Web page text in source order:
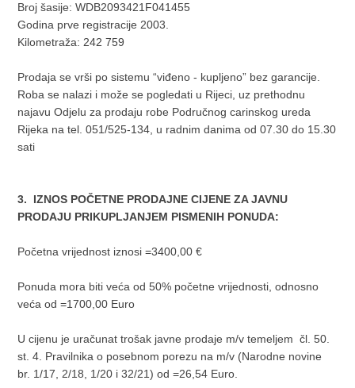
Broj šasije: WDB2093421F041455
Godina prve registracije 2003.
Kilometraža: 242 759
Prodaja se vrši po sistemu “viđeno - kupljeno” bez garancije.
Roba se nalazi i može se pogledati u Rijeci, uz prethodnu
najavu Odjelu za prodaju robe Područnog carinskog ureda
Rijeka na tel. 051/525-134, u radnim danima od 07.30 do 15.30
sati
3. IZNOS POČETNE PRODAJNE CIJENE ZA JAVNU
PRODAJU PRIKUPLJANJEM PISMENIH PONUDA:
Početna vrijednost iznosi =3400,00 €
Ponuda mora biti veća od 50% početne vrijednosti, odnosno
veća od =1700,00 Euro
U cijenu je uračunat trošak javne prodaje m/v temeljem čl. 50.
st. 4. Pravilnika o posebnom porezu na m/v (Narodne novine
br. 1/17, 2/18, 1/20 i 32/21) od =26,54 Euro.